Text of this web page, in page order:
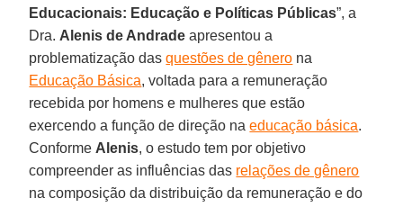
Educacionais: Educação e Políticas Públicas”, a
Dra.Alenis de Andrade apresentou a
problematização dasquestões de gênero na
Educação Básica, voltada para a remuneração
recebida por homens e mulheres que estão
exercendo a função de direção naeducação básica.
ConformeAlenis, o estudo tem por objetivo
compreender as influências das relações de gênero
na composição da distribuição da remuneração e do